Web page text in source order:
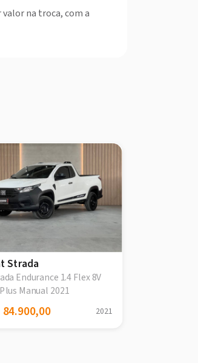
valor na troca, com a
Strada
Endurance 1.4 Flex 8V
Manual 2021
84.900,00 2021